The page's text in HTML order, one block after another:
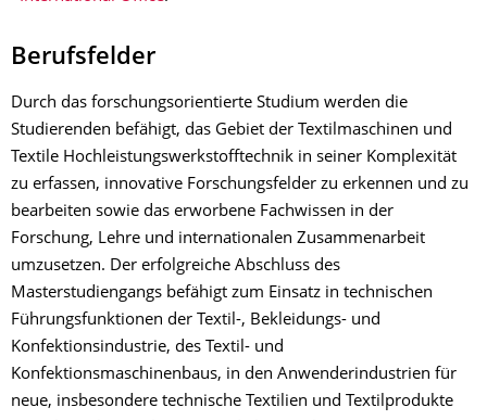
Berufsfelder
Durch das forschungsorientierte Studium werden die
Studierenden befähigt, das Gebiet der Textilmaschinen und
Textile Hochleistungswerkstofftechnik in seiner Komplexität
zu erfassen, innovative Forschungsfelder zu erkennen und zu
bearbeiten sowie das erworbene Fachwissen in der
Forschung, Lehre und internationalen Zusammenarbeit
umzusetzen. Der erfolgreiche Abschluss des
Masterstudiengangs befähigt zum Einsatz in technischen
Führungsfunktionen der Textil-, Bekleidungs- und
Konfektionsindustrie, des Textil- und
Konfektionsmaschinenbaus, in den Anwenderindustrien für
neue, insbesondere technische Textilien und Textilprodukte